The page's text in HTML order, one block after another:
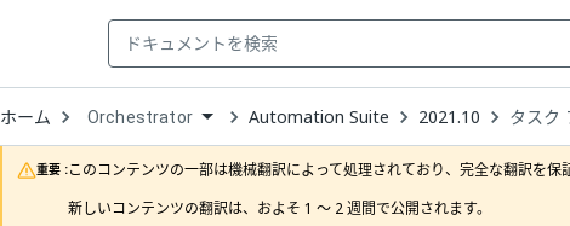
ホーム Open
Dropdown
to
choose
product
Orchestrator Automation Suite 2021.10 タスク
重要 :このコンテンツの一部は機械翻訳によって処理されており、完全な翻訳を保
新しいコンテンツの翻訳は、およそ 1 ～ 2 週間で公開されます。